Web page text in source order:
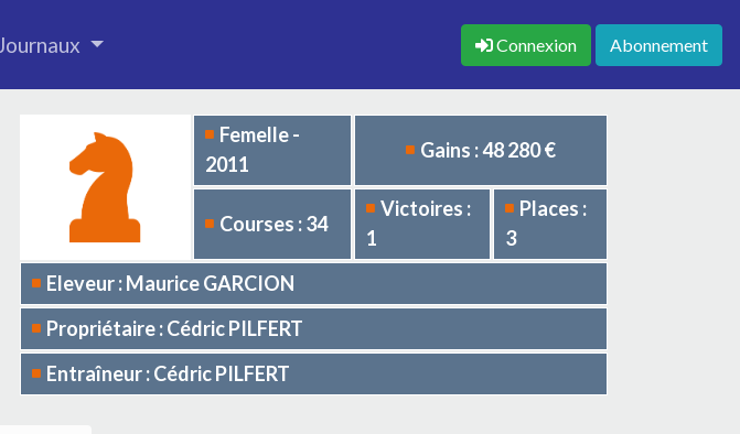
Journaux Connexion Abonnement
Femelle -
2011
Gains : 48 280 €
Courses : 34
Victoires :
1
Places :
3
Eleveur : Maurice GARCION
Propriétaire : Cédric PILFERT
Entraîneur : Cédric PILFERT